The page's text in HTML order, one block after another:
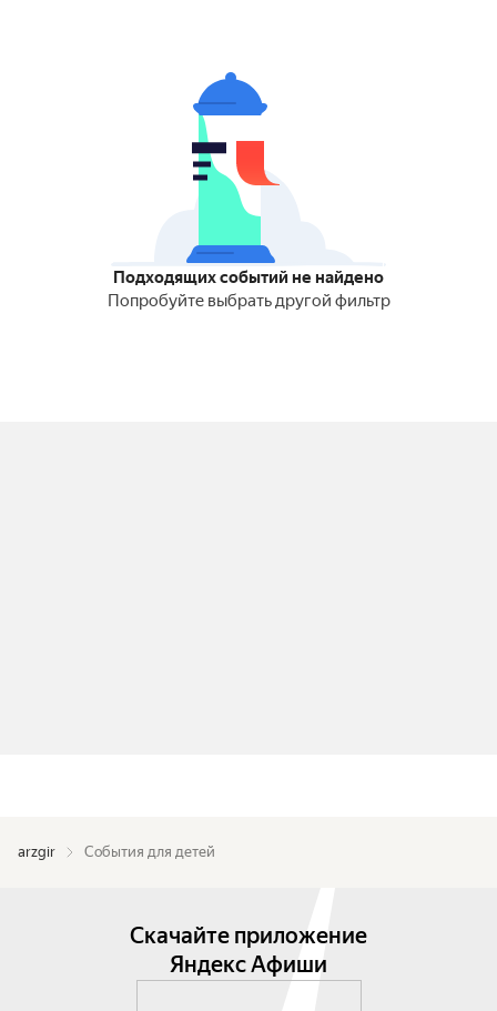
Подходящих событий не найдено
Попробуйте выбрать другой фильтр
arzgir События для детей
Скачайте приложение
Яндекс Афиши